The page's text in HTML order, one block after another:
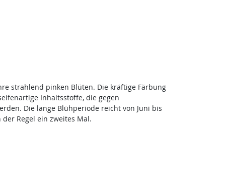
strahlend pinken Blüten. Die kräftige Färbung
Inhaltsstoffe, die gegen
Die lange Blühperiode reicht von Juni bis
Regel ein zweites Mal.